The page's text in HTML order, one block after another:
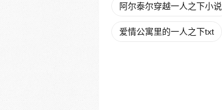
阿尔泰尔穿越一人之下小说
爱情公寓里的一人之下txt